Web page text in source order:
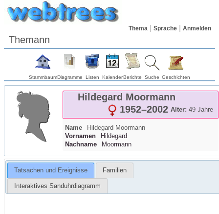
Thema Sprache Anmelden
Themann
StammbaumDiagramme Listen KalenderBerichte Suche Geschichten
Hildegard Moormann
Alter: 49 Jahre
1952–2002
Name Hildegard Moormann
Vornamen
Hildegard
Nachname
Moormann
Tatsachen und Ereignisse Familien
Interaktives Sanduhrdiagramm